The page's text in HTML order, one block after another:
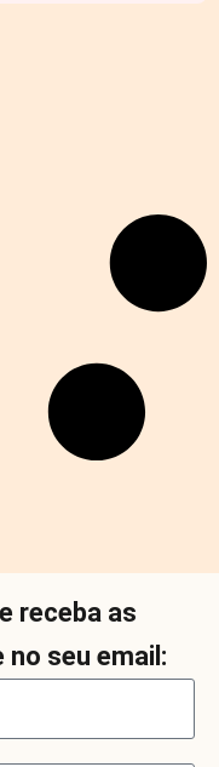
receba as
seu email: